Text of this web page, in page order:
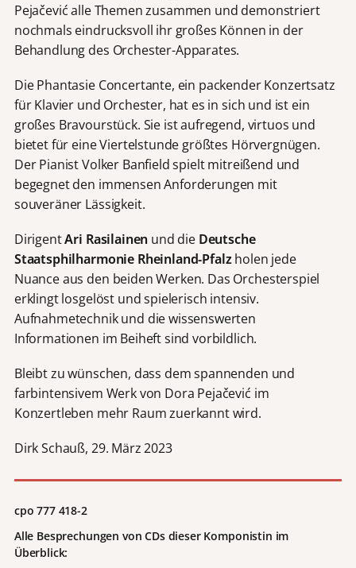
Pejačević alle Themen zusammen und demonstriert
nochmals eindrucksvoll ihr großes Können in der
Behandlung des Orchester-Apparates.
Die Phantasie Concertante, ein packender Konzertsatz
für Klavier und Orchester, hat es in sich und ist ein
großes Bravourstück. Sie ist aufregend, virtuos und
bietet für eine Viertelstunde größtes Hörvergnügen.
Der Pianist Volker Banfield spielt mitreißend und
begegnet den immensen Anforderungen mit
souveräner Lässigkeit.
DirigentAri Rasilainen und die Deutsche
Staatsphilharmonie Rheinland-Pfalzholen jede
Nuance aus den beiden Werken. Das Orchesterspiel
erklingt losgelöst und spielerisch intensiv.
Aufnahmetechnik und die wissenswerten
Informationen im Beiheft sind vorbildlich.
Bleibt zu wünschen, dass dem spannenden und
farbintensivem Werk von Dora Pejačević im
Konzertleben mehr Raum zuerkannt wird.
Dirk Schauß, 29. März 2023
cpo 777 418-2
Alle Besprechungen von CDs dieser Komponistin im
Überblick: